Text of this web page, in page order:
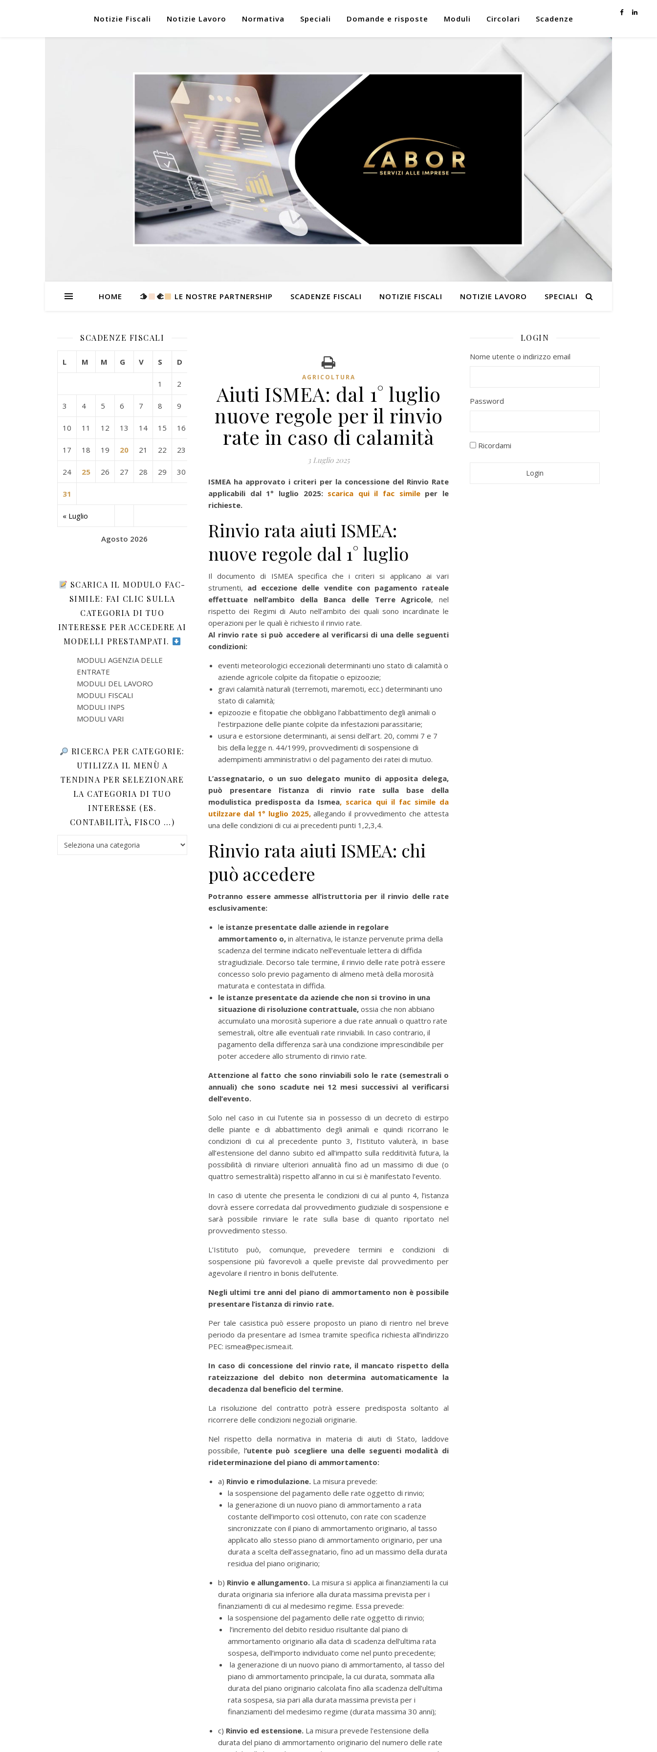
Notizie Fiscali Notizie Lavoro Normativa Speciali Domande e risposte Moduli Circolari Scadenze
HOME 🫱 ‍🫲 LE NOSTRE PARTNERSHIP SCADENZE FISCALI NOTIZIE FISCALI NOTIZIE LAVORO SPECIALI
SCADENZE FISCALI
Agosto 2026
L M M G V S D
« Luglio
1 2
3 4 5 6 7 8 9
10 11 12 13 14 15 16
17 18 19 20 21 22 23
24 25 26 27 28 29 30
31
SCARICA IL MODULO FAC-
SIMILE: FAI CLIC SULLA
CATEGORIA DI TUO
INTERESSE PER ACCEDERE AI
MODELLI PRESTAMPATI.
MODULI AGENZIA DELLE
ENTRATE
MODULI DEL LAVORO
MODULI FISCALI
MODULI INPS
MODULI VARI
RICERCA PER CATEGORIE:
UTILIZZA IL MENÙ A
TENDINA PER SELEZIONARE
LA CATEGORIA DI TUO
INTERESSE (ES.
CONTABILITÀ, FISCO …)
Ricerca per categorie: utilizza il menù a tendina per selezionare la categoria di tuo interesse (es. contabilità, Fisco …)
AGRICOLTURA
Aiuti ISMEA: dal 1° luglio
nuove regole per il rinvio
rate in caso di calamità
3 Luglio 2025
ISMEA ha approvato i criteri per la concessione del Rinvio Rate
applicabili dal 1° luglio 2025: scarica qui il fac simileper le
richieste.
Rinvio rata aiuti ISMEA:
nuove regole dal 1° luglio
Il documento di ISMEA specifica che i criteri si applicano ai vari
strumenti, ad eccezione delle vendite con pagamento rateale
effettuate nell’ambito della Banca delle Terre Agricole, nel
rispetto dei Regimi di Aiuto nell’ambito dei quali sono incardinate le
operazioni per le quali è richiesto il rinvio rate.
Al rinvio rate si può accedere al verificarsi di una delle seguenti
condizioni:
eventi meteorologici eccezionali determinanti uno stato di calamità o
aziende agricole colpite da fitopatie o epizoozie;
gravi calamità naturali (terremoti, maremoti, ecc.) determinanti uno
stato di calamità;
epizoozie e fitopatie che obbligano l’abbattimento degli animali o
l’estirpazione delle piante colpite da infestazioni parassitarie;
usura e estorsione determinanti, ai sensi dell’art. 20, commi 7 e 7
bis della legge n. 44/1999, provvedimenti di sospensione di
adempimenti amministrativi o del pagamento dei ratei di mutuo.
L’assegnatario, o un suo delegato munito di apposita delega,
può presentare l’istanza di rinvio rate sulla base della
modulistica predisposta da Ismea, scarica qui il fac simile da
utilzzare dal 1° luglio 2025,allegando il provvedimento che attesta
una delle condizioni di cui ai precedenti punti 1,2,3,4.
Rinvio rata aiuti ISMEA: chi
può accedere
Potranno essere ammesse all’istruttoria per il rinvio delle rate
esclusivamente:
le istanze presentate dalle aziende in regolare
ammortamento o, in alternativa, le istanze pervenute prima della
scadenza del termine indicato nell’eventuale lettera di diffida
stragiudiziale. Decorso tale termine, il rinvio delle rate potrà essere
concesso solo previo pagamento di almeno metà della morosità
maturata e contestata in diffida.
le istanze presentate da aziende che non si trovino in una
situazione di risoluzione contrattuale, ossia che non abbiano
accumulato una morosità superiore a due rate annuali o quattro rate
semestrali, oltre alle eventuali rate rinviabili. In caso contrario, il
pagamento della differenza sarà una condizione imprescindibile per
poter accedere allo strumento di rinvio rate.
Attenzione al fatto che sono rinviabili solo le rate (semestrali o
annuali) che sono scadute nei 12 mesi successivi al verificarsi
dell’evento.
Solo nel caso in cui l’utente sia in possesso di un decreto di estirpo
delle piante e di abbattimento degli animali e quindi ricorrano le
condizioni di cui al precedente punto 3, l’Istituto valuterà, in base
all’estensione del danno subito ed all’impatto sulla redditività futura, la
possibilità di rinviare ulteriori annualità fino ad un massimo di due (o
quattro semestralità) rispetto all’anno in cui si è manifestato l’evento.
In caso di utente che presenta le condizioni di cui al punto 4, l’istanza
dovrà essere corredata dal provvedimento giudiziale di sospensione e
sarà possibile rinviare le rate sulla base di quanto riportato nel
provvedimento stesso.
L’Istituto può, comunque, prevedere termini e condizioni di
sospensione più favorevoli a quelle previste dal provvedimento per
agevolare il rientro in bonis dell’utente.
Negli ultimi tre anni del piano di ammortamento non è possibile
presentare l’istanza di rinvio rate.
Per tale casistica può essere proposto un piano di rientro nel breve
periodo da presentare ad Ismea tramite specifica richiesta all’indirizzo
PEC: ismea@pec.ismea.it.
In caso di concessione del rinvio rate, il mancato rispetto della
rateizzazione del debito non determina automaticamente la
decadenza dal beneficio del termine.
La risoluzione del contratto potrà essere predisposta soltanto al
ricorrere delle condizioni negoziali originarie.
Nel rispetto della normativa in materia di aiuti di Stato, laddove
possibile, l’utente può scegliere una delle seguenti modalità di
rideterminazione del piano di ammortamento:
a) Rinvio e rimodulazione. La misura prevede:
la sospensione del pagamento delle rate oggetto di rinvio;
la generazione di un nuovo piano di ammortamento a rata
costante dell’importo così ottenuto, con rate con scadenze
sincronizzate con il piano di ammortamento originario, al tasso
applicato allo stesso piano di ammortamento originario, per una
durata a scelta dell’assegnatario, fino ad un massimo della durata
residua del piano originario;
b) Rinvio e allungamento. La misura si applica ai finanziamenti la cui
durata originaria sia inferiore alla durata massima prevista per i
finanziamenti di cui al medesimo regime. Essa prevede:
la sospensione del pagamento delle rate oggetto di rinvio;
l’incremento del debito residuo risultante dal piano di
ammortamento originario alla data di scadenza dell’ultima rata
sospesa, dell’importo individuato come nel punto precedente;
la generazione di un nuovo piano di ammortamento, al tasso del
piano di ammortamento principale, la cui durata, sommata alla
durata del piano originario calcolata fino alla scadenza dell’ultima
rata sospesa, sia pari alla durata massima prevista per i
finanziamenti del medesimo regime (durata massima 30 anni);
c) Rinvio ed estensione. La misura prevede l’estensione della
durata del piano di ammortamento originario del numero delle rate
LOGIN
Nome utente o indirizzo email
Password
Ricordami